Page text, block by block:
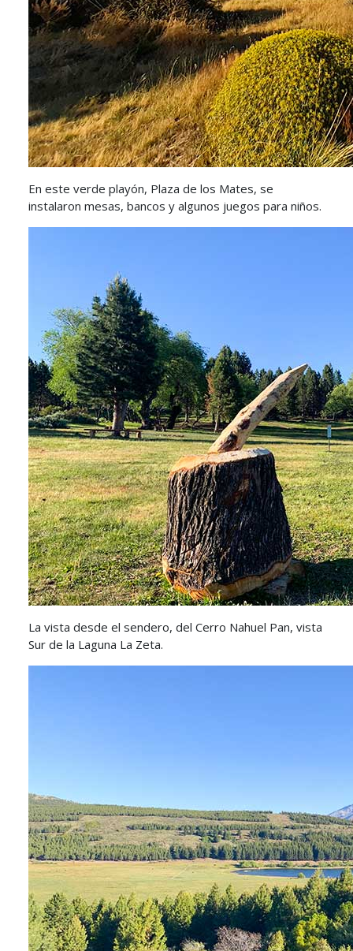
En este verde playón, Plaza de los Mates, se
instalaron mesas, bancos y algunos juegos para niños.
La vista desde el sendero, del Cerro Nahuel Pan, vista
Sur de la Laguna La Zeta.